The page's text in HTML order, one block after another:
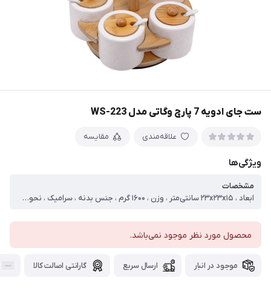
ست جای ادویه 7 پارچ وگاتی مدل WS-223
علاقه‌مندی مقایسه
ویژگی‌ها
مشخصات
ابعاد ، ۲۳x۲۳x۱۵ سانتی‌متر ، وزن ، ۱۶۰۰ گرم ، جنس بدنه ، سرامیک ، نحوه بسته شدن ، چفتی ، قابلیت شست‌وشو ، با دست ، با ماشین ظرف‌شویی ، سایر توضیحات ، استند نگهدارنده با قابلیت چرخش ْ۳۶۰ْْ
محصول مورد نظر موجود نمی‌باشد.
موجود در انبار ارسال سریع گارانتی اصالت کالا